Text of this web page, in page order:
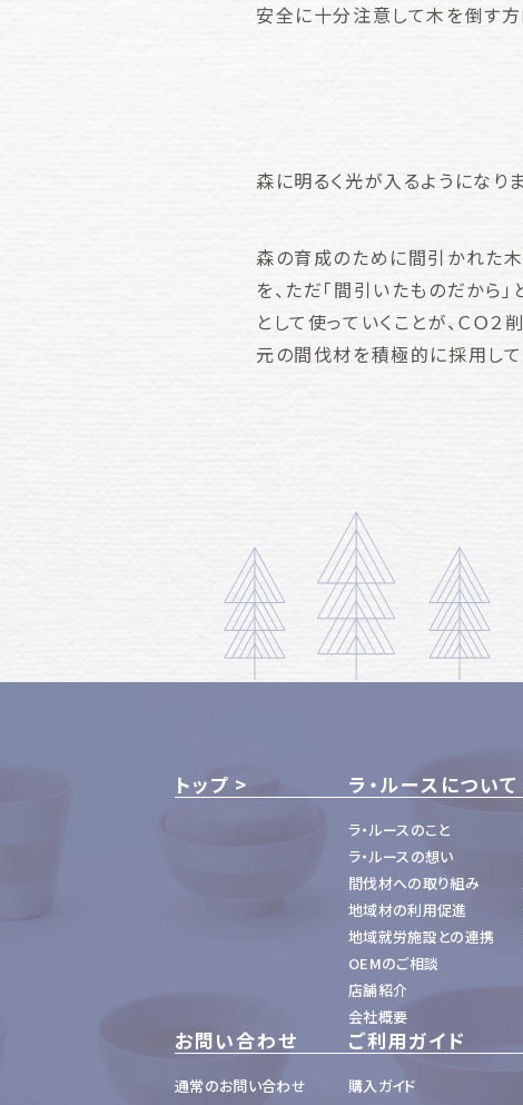
安全に十分注意して木を倒す方
森に明るく光が入るようになり
森の育成のために間引かれた木
を、ただ「間引いたものだから
として使っていくことが、ＣＯ
元の間伐材を積極的に採用して
トップ ラ・ルースについて
ラ・ルースのこと
ラ・ルースの想い
間伐材への取り組み
地域材の利用促進
地域就労施設との連携
OEMのご相談
店舗紹介
会社概要
お問い合わせ
通常のお問い合わせ
ご利用ガイド
購入ガイド